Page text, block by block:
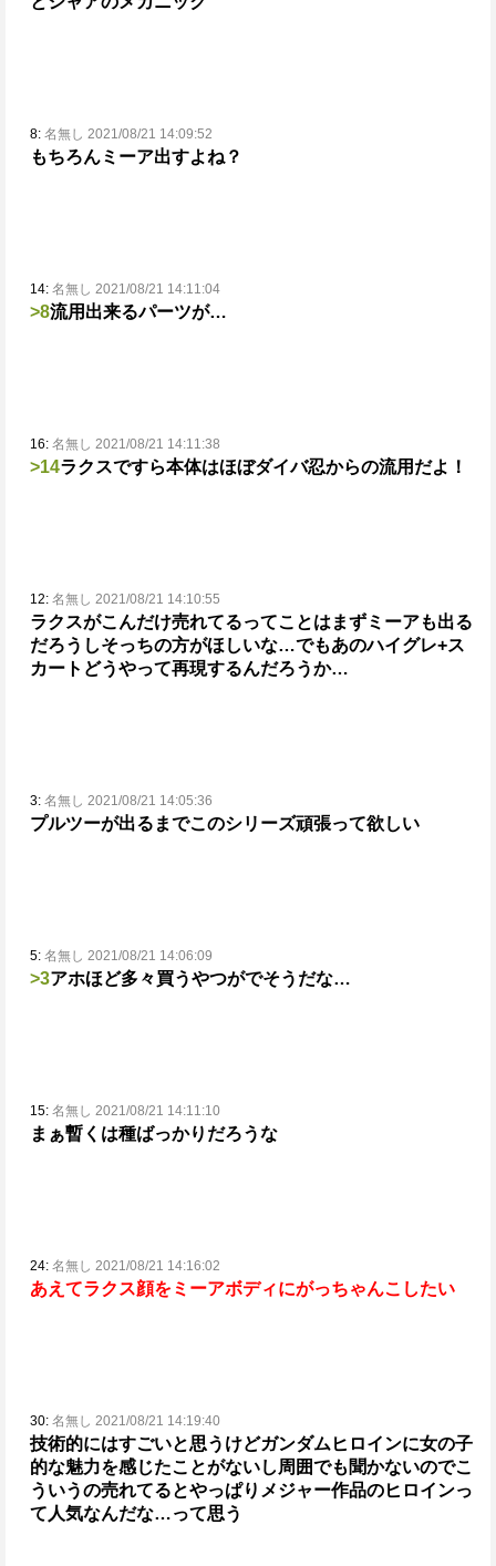
8: 名無し 2021/08/21 14:09:52
もちろんミーア出すよね？
14: 名無し 2021/08/21 14:11:04
>8流用出来るパーツが…
16: 名無し 2021/08/21 14:11:38
>14ラクスですら本体はほぼダイバ忍からの流用だよ！
12: 名無し 2021/08/21 14:10:55
ラクスがこんだけ売れてるってことはまずミーアも出る
だろうしそっちの方がほしいな…でもあのハイグレ+ス
カートどうやって再現するんだろうか…
3: 名無し 2021/08/21 14:05:36
プルツーが出るまでこのシリーズ頑張って欲しい
5: 名無し 2021/08/21 14:06:09
>3アホほど多々買うやつがでそうだな…
15: 名無し 2021/08/21 14:11:10
まぁ暫くは種ばっかりだろうな
24: 名無し 2021/08/21 14:16:02
あえてラクス顔をミーアボディにがっちゃんこしたい
30: 名無し 2021/08/21 14:19:40
技術的にはすごいと思うけどガンダムヒロインに女の子
的な魅力を感じたことがないし周囲でも聞かないのでこ
ういうの売れてるとやっぱりメジャー作品のヒロインっ
て人気なんだな…って思う